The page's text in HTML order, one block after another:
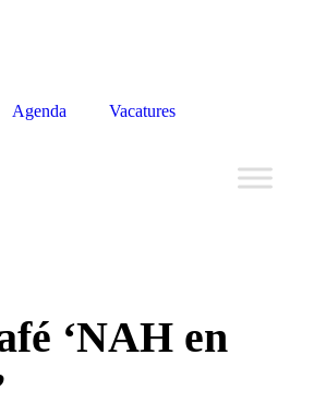
Agenda
Vacatures
‘NAH en